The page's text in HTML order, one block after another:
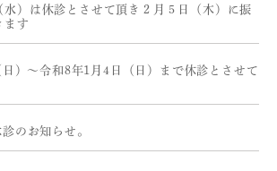
水）は休診とさせて頂き２月５日（木）に振
ます
）〜令和8年1月4日（日）まで休診とさせて
のお知らせ。